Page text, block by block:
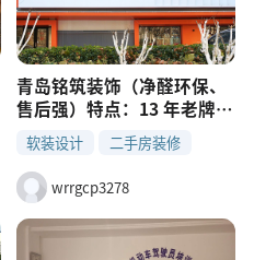
青岛铭筑装饰（净醛环保、
售后强）特点：13 年老牌，
自有产业工人、持证上岗；
主打净醛家装，环保不达标
双倍赔；水电等 160 项终身
质保，12 小时响应售后适
合：注重环保、家里有老人
小孩
软装设计
二手房装修
水电改造
wrrgcp3278